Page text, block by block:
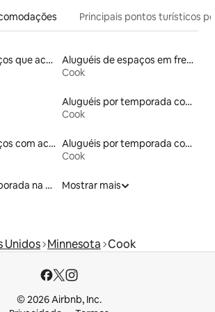
Principais pontos turísticos
Aluguéis de espaços que aceitam animais de estimação
Aluguéis de espaços em frente à praia
Cook
Aluguéis por temporada com sauna
Cook
Aluguéis de espaços com acesso direto a pistas de esqui
Aluguéis por temporada com acesso ao lago
Cook
Aluguéis por temporada na orla
Mostrar mais
Unidos Minnesota Cook
© 2026 Airbnb, Inc.